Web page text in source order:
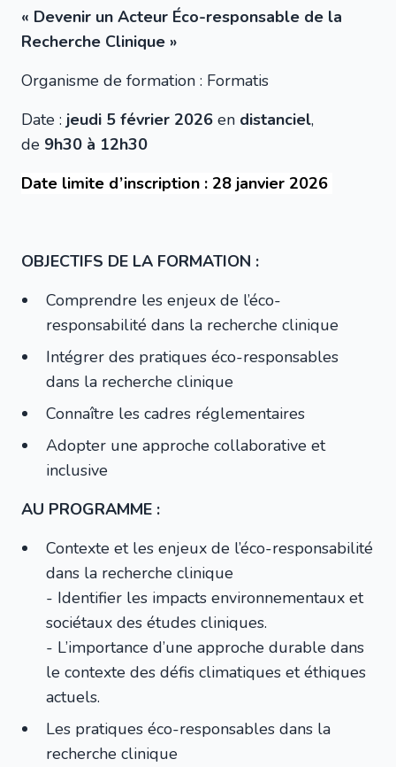
« Devenir un Acteur Éco-responsable de la
Recherche Clinique »
Organisme de formation : Formatis
Date : jeudi 5 février 2026 en distanciel,
de 9h30 à 12h30
Date limite d’inscription : 28 janvier 2026
OBJECTIFS DE LA FORMATION :
Comprendre les enjeux de l’éco-
responsabilité dans la recherche clinique
Intégrer des pratiques éco-responsables
dans la recherche clinique
Connaître les cadres réglementaires
Adopter une approche collaborative et
inclusive
AU PROGRAMME :
Contexte et les enjeux de l’éco-responsabilité
dans la recherche clinique
- Identifier les impacts environnementaux et
sociétaux des études cliniques.
- L’importance d’une approche durable dans
le contexte des défis climatiques et éthiques
actuels.
Les pratiques éco-responsables dans la
recherche clinique